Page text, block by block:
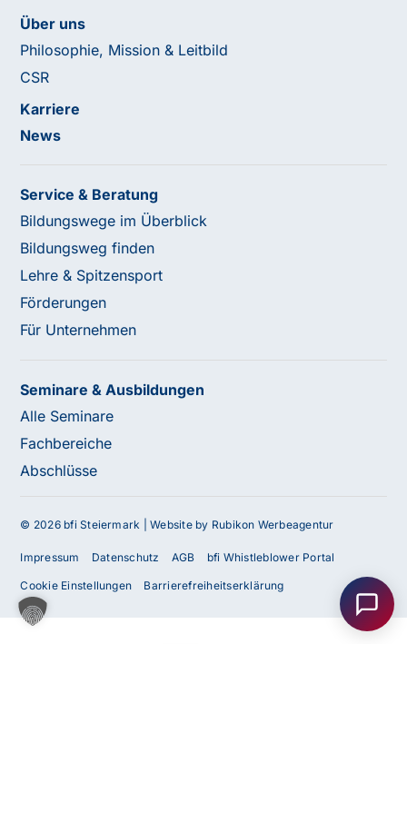
Unterstützung?
Unser Team ist gerne für Sie da! Nehmen Sie jetzt
Kontakt mit uns auf – wir freuen uns auf Ihre Anfrage.
Über uns
Philosophie, Mission & Leitbild
CSR
Karriere
News
Service & Beratung
Bildungswege im Überblick
Bildungsweg finden
Lehre & Spitzensport
Förderungen
Für Unternehmen
Seminare & Ausbildungen
Alle Seminare
Fachbereiche
Abschlüsse
© 2026 bfi Steiermark |Website by Rubikon Werbeagentur
Impressum Datenschutz AGB bfi Whistleblower Portal
Cookie Einstellungen Barrierefreiheitserklärung